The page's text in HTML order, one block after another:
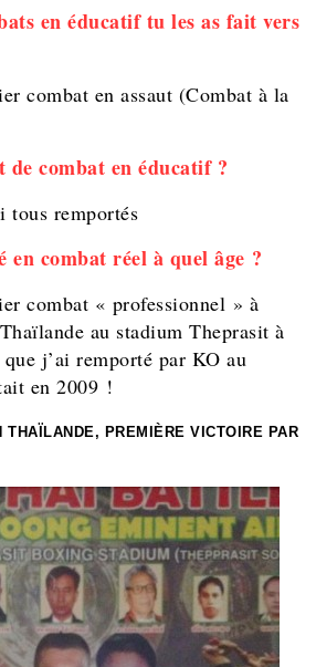
en éducatif tu les as fait vers
combat en assaut (Combat à la
combat en éducatif ?
tous remportés
en combat réel à quel âge ?
combat « professionnel » à
au stadium Theprasit à
j’ai remporté par KO au
en 2009 !
THAÏLANDE, PREMIÈRE VICTOIRE PAR